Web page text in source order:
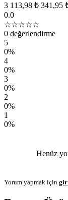
3 113,98 ₺ 341,95
0.0
☆☆☆☆☆
0 değerlendirme
5
0%
4
0%
3
0%
2
0%
1
0%
Henüz
Yorum yapmak için